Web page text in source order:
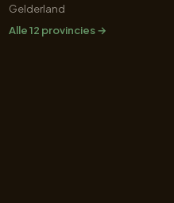
Gelderland
Alle 12 provincies →